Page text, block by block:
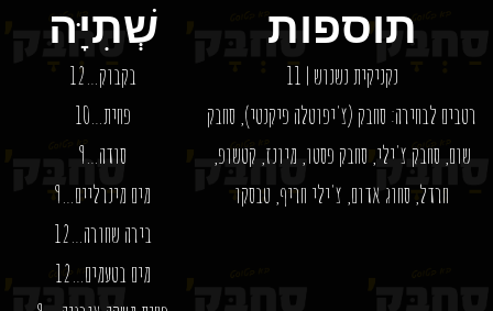
שְׁתִיָּה
בקבוק…12
פחית…10
סודה…9
מים מינרליים…9
בירה שחורה…12
מים בטעמים…12
תוספות
נקניקית נשנוש | 11
רטבים לבחירה: סחבק (צ'יפוטלה פיקנטי), סחבק
שום, סחבק צ'ילי, סחבק פסטו, מיונז, קטשופ,
חרדל, סחוג אדום, צ'ילי חריף, טבסקו